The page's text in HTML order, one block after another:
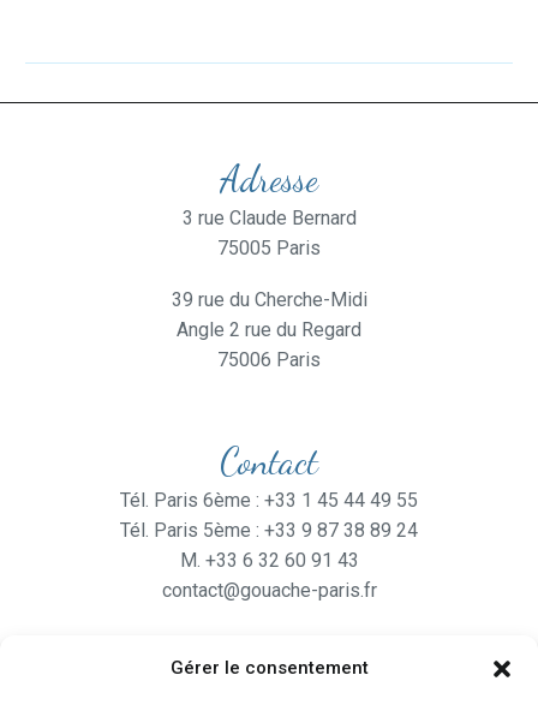
Gérer le consentement
Adresse
3 rue Claude Bernard
75005 Paris
39 rue du Cherche-Midi
Angle 2 rue du Regard
75006 Paris
Contact
Tél. Paris 6ème : +33 1 45 44 49 55
Tél. Paris 5ème : +33 9 87 38 89 24
M. +33 6 32 60 91 43
contact@gouache-paris.fr